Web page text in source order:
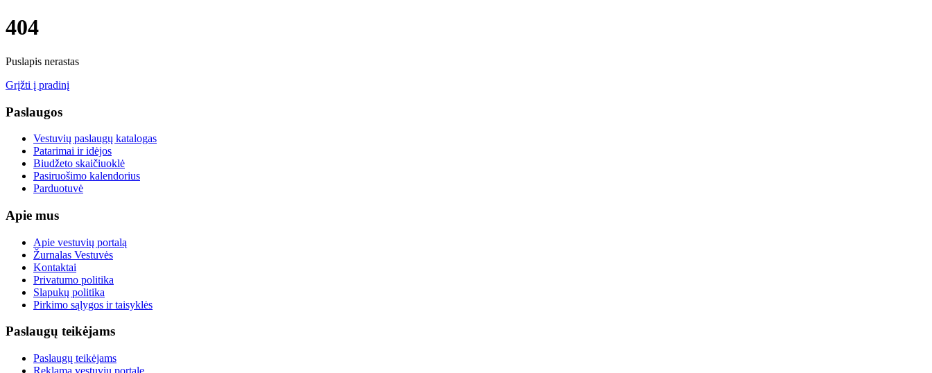
404
Puslapis nerastas
Grįžti į pradinį
Paslaugos
Vestuvių paslaugų katalogas
Patarimai ir idėjos
Biudžeto skaičiuoklė
Pasiruošimo kalendorius
Parduotuvė
Apie mus
Apie vestuvių portalą
Žurnalas Vestuvės
Kontaktai
Privatumo politika
Slapukų politika
Pirkimo sąlygos ir taisyklės
Paslaugų teikėjams
Paslaugų teikėjams